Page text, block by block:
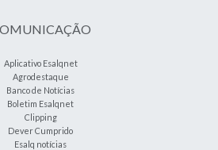
Aplicativo Esalqnet
Agrodestaque
Banco de Notícias
Boletim Esalqnet
Clipping
Dever Cumprido
Esalq notícias